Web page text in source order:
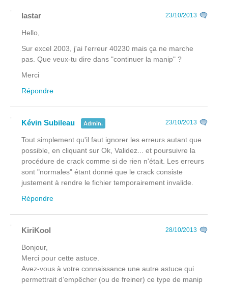
lastar 23/10/2013
Hello,
Sur excel 2003, j'ai l'erreur 40230 mais ça ne marche
pas. Que veux-tu dire dans "continuer la manip" ?
Merci
Répondre
Kévin Subileau Admin. 23/10/2013
Tout simplement qu'il faut ignorer les erreurs autant que
possible, en cliquant sur Ok, Validez... et poursuivre la
procédure de crack comme si de rien n'était. Les erreurs
sont "normales" étant donné que le crack consiste
justement à rendre le fichier temporairement invalide.
Répondre
KiriKool 28/10/2013
Bonjour,
Merci pour cette astuce.
Avez-vous à votre connaissance une autre astuce qui
permettrait d’empêcher (ou de freiner) ce type de manip